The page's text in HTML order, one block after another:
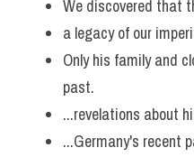
We discovered that
a legacy of our
Only his family and
past.
...revelations about
...Germany's recent